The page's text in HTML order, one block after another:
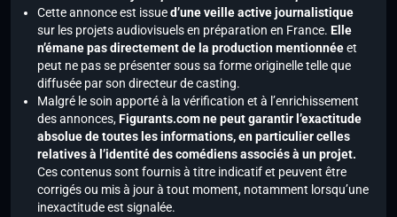
Cette annonce est issued’une veille active journalistique
sur les projets audiovisuels en préparation en France. Elle
n’émane pas directement de la production mentionnéeet
peut ne pas se présenter sous sa forme originelle telle que
diffusée par son directeur de casting.
Malgré le soin apporté à la vérification et à l’enrichissement
des annonces,Figurants.com ne peut garantir l’exactitude
absolue de toutes les informations, en particulier celles
relatives à l’identité des comédiens associés à un projet.
Ces contenus sont fournis à titre indicatif et peuvent être
corrigés ou mis à jour à tout moment, notamment lorsqu’une
inexactitude est signalée.